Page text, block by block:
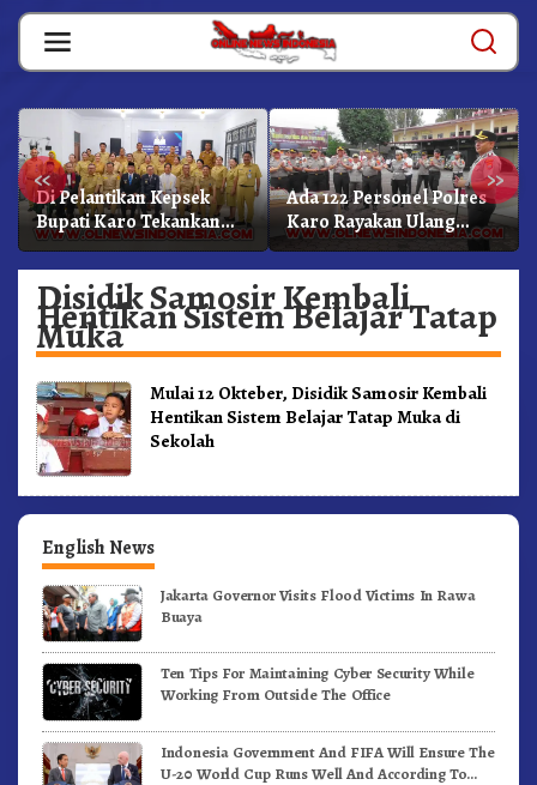
Skip
content
« »
Di Pelantikan Kepsek
Bupati Karo Tekankan
Kepemimpinan
Profesional Dongkrak
Mutu Pendidikan
Ada 122 Personel Polres
Karo Rayakan Ulang
Tahun Bersama
Disidik Samosir Kembali
Hentikan Sistem Belajar Tatap
Muka
Mulai 12 Okteber, Disidik Samosir Kembali
Hentikan Sistem Belajar Tatap Muka di
Sekolah
English News
Jakarta Governor Visits Flood Victims In Rawa
Buaya
Ten Tips For Maintaining Cyber Security While
Working From Outside The Office
Indonesia Government And FIFA Will Ensure The
U-20 World Cup Runs Well And According To